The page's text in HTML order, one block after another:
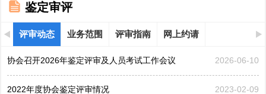
鉴定审评
评审动态 业务范围 评审指南 网上约请
协会召开2026年鉴定评审及人员考试工作会议 2026-06-10
2022年度协会鉴定评审情况 2023-02-09